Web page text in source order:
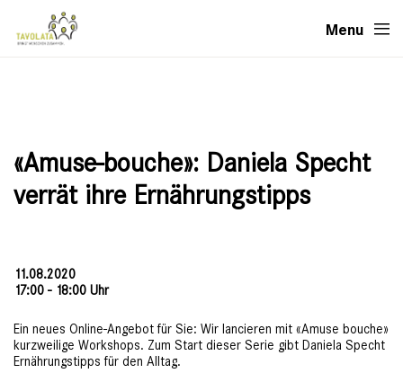
Menu
«Amuse-bouche»: Daniela Specht
verrät ihre Ernährungstipps
11.08.2020
17:00 - 18:00 Uhr
Ein neues Online-Angebot für Sie: Wir lancieren mit «Amuse bouche»
kurzweilige Workshops. Zum Start dieser Serie gibt Daniela Specht
Ernährungstipps für den Alltag.